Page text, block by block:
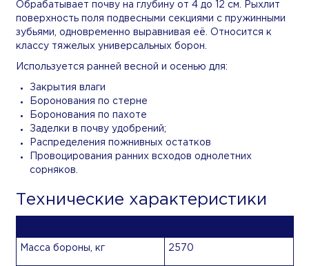
Обрабатывает почву на глубину от 4 до 12 см. Рыхлит
поверхность поля подвесными секциями с пружинными
зубьями, одновременно выравнивая её. Относится к
классу тяжелых универсальных борон.
Используется ранней весной и осенью для:
Закрытия влаги
Боронования по стерне
Боронования по пахоте
Заделки в почву удобрений;
Распределения пожнивных остатков
Провоцирования ранних всходов однолетних
сорняков.
Технические характеристики
Масса бороны, кг 2570